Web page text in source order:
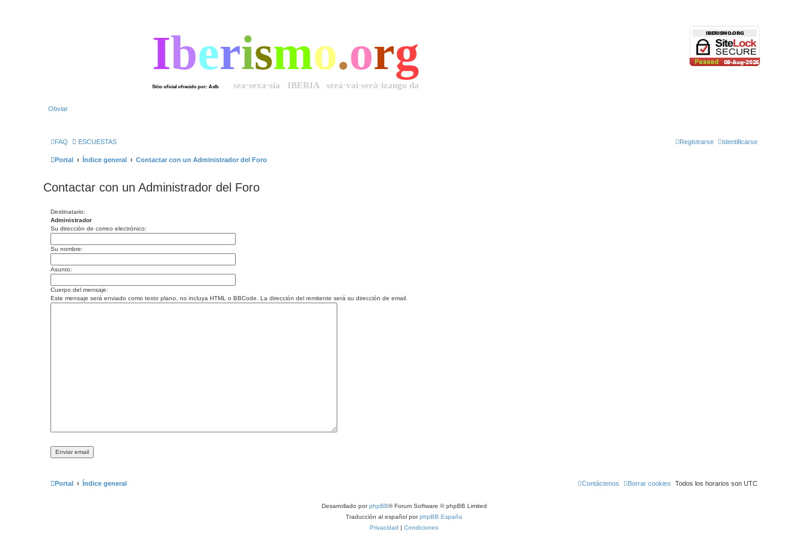
Iberismo.org
Sitio oficial ofrecido por: AsIb sea·sexa·sía IBERIA será·vai·serà·izango da
Obviar
FAQ ESCUESTAS Identificarse
Registrarse
Portal Índice general Contactar con un Administrador del Foro
Contactar con un Administrador del Foro
Destinatario:
Administrador
Su dirección de correo electrónico:
Su nombre:
Asunto:
Cuerpo del mensaje:
Este mensaje será enviado como texto plano, no incluya HTML o BBCode. La dirección del remitente será su dirección de email.
Portal Índice general Todos los horarios son UTC
Borrar cookies
Contáctenos
Desarrollado porphpBB® Forum Software © phpBB Limited
Traducción al español porphpBB España
Privacidad | Condiciones